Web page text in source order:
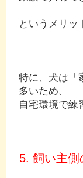
というメリッ
特に、犬は「
多いため、
自宅環境で練
5. 飼い主側